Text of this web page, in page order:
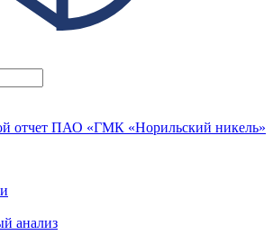
отчет ПАО «ГМК «Норильский никель»
анализ